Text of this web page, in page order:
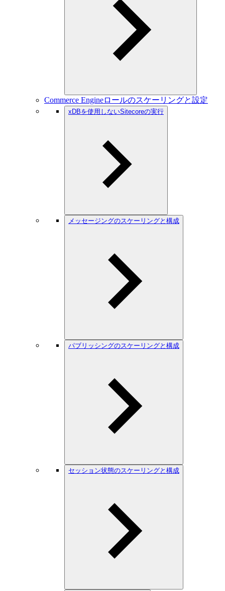
Commerce Engineロールのスケーリングと設定
xDBを使用しないSitecoreの実行
メッセージングのスケーリングと構成
パブリッシングのスケーリングと構成
セッション状態のスケーリングと構成